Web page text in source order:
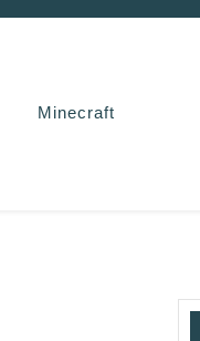
Minecraft